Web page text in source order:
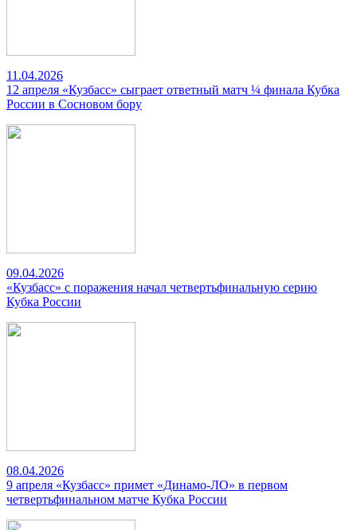
11.04.2026
12 апреля «Кузбасс» сыграет ответный матч ¼ финала Кубка
России в Сосновом бору
09.04.2026
«Кузбасс» с поражения начал четвертьфинальную серию
Кубка России
08.04.2026
9 апреля «Кузбасс» примет «Динамо-ЛО» в первом
четвертьфинальном матче Кубка России